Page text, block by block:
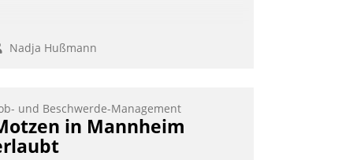
Nadja Hußmann
und Beschwerde-Management
in Mannheim